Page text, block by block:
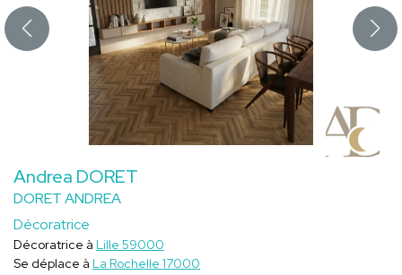
Andrea DORET
DORET ANDREA
Décoratrice
Décoratrice à Lille 59000
Se déplace à La Rochelle 17000